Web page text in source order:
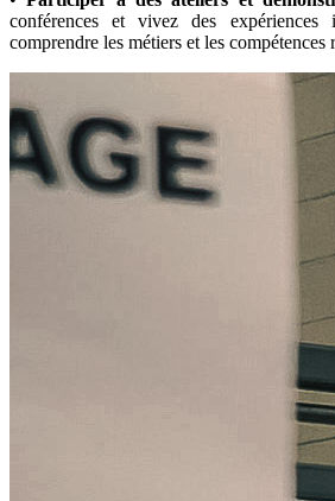
conférences et vivez des expériences
comprendre les métiers et les compétences